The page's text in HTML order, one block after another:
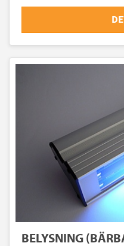
BELYSNING